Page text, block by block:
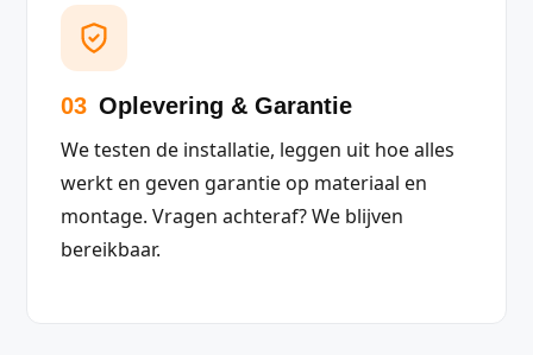
03 Oplevering & Garantie
We testen de installatie, leggen uit hoe alles
werkt en geven garantie op materiaal en
montage. Vragen achteraf? We blijven
bereikbaar.